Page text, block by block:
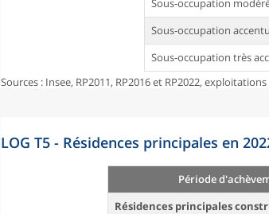
Sous-occupation
Sous-occupation
Sous-occupation très
Sources : Insee, RP2011, RP2016 et RP2022,
LOG T5 - Résidences principales en
Période
Résidences principales